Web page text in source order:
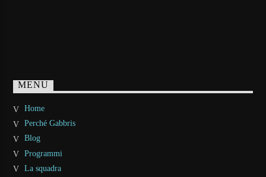
MENU
Home
Perché Gabbris
Blog
Programmi
La squadra